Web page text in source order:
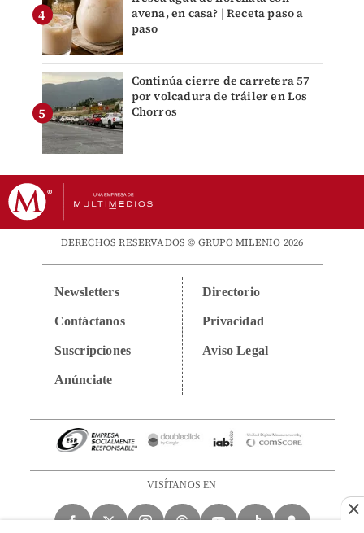
avena, en casa? | Receta paso a
paso
Continúa cierre de carretera 57
por volcadura de tráiler en Los
Chorros
DERECHOS RESERVADOS © GRUPO MILENIO 2026
Newsletters
Contáctanos
Suscripciones
Anúnciate
Directorio
Privacidad
Aviso Legal
VISÍTANOS EN